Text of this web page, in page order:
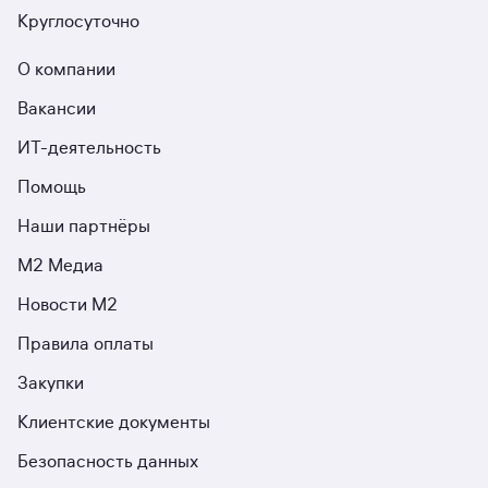
Круглосуточно
О компании
Вакансии
ИТ-деятельность
Помощь
Наши партнёры
М2 Медиа
Новости М2
Правила оплаты
Закупки
Клиентские документы
Безопасность данных